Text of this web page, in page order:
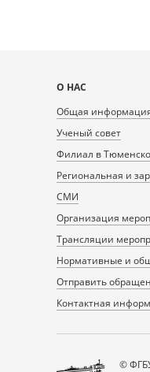
Карта
сайта
О НАС
Общая
Ученый совет
Филиал в
Региональная и
СМИ
Организация
Трансляции
Нормативные и
Отправить
Контактная
©